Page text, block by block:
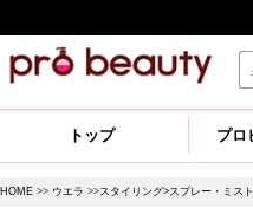
トップ プロ
HOME >> ウエラ >>スタイリング>スプレー・ミスト